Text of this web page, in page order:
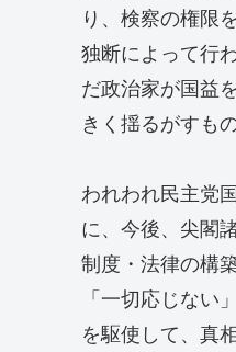
り、検察の権限
独断によって行
だ政治家が国益
きく揺るがすも
われわれ民主党
に、今後、尖閣
制度・法律の構
「一切応じな
を駆使して、真